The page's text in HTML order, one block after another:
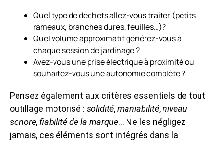
Quel type de déchets allez-vous traiter (petits
rameaux, branches dures, feuilles…)?
Quel volume approximatif générez-vous à
chaque session de jardinage ?
Avez-vous une prise électrique à proximité ou
souhaitez-vous une autonomie complète ?
Pensez également aux critères essentiels de tout
outillage motorisé : solidité,maniabilité,niveau
sonore, fiabilité de la marque… Ne les négligez
jamais, ces éléments sont intégrés dans la